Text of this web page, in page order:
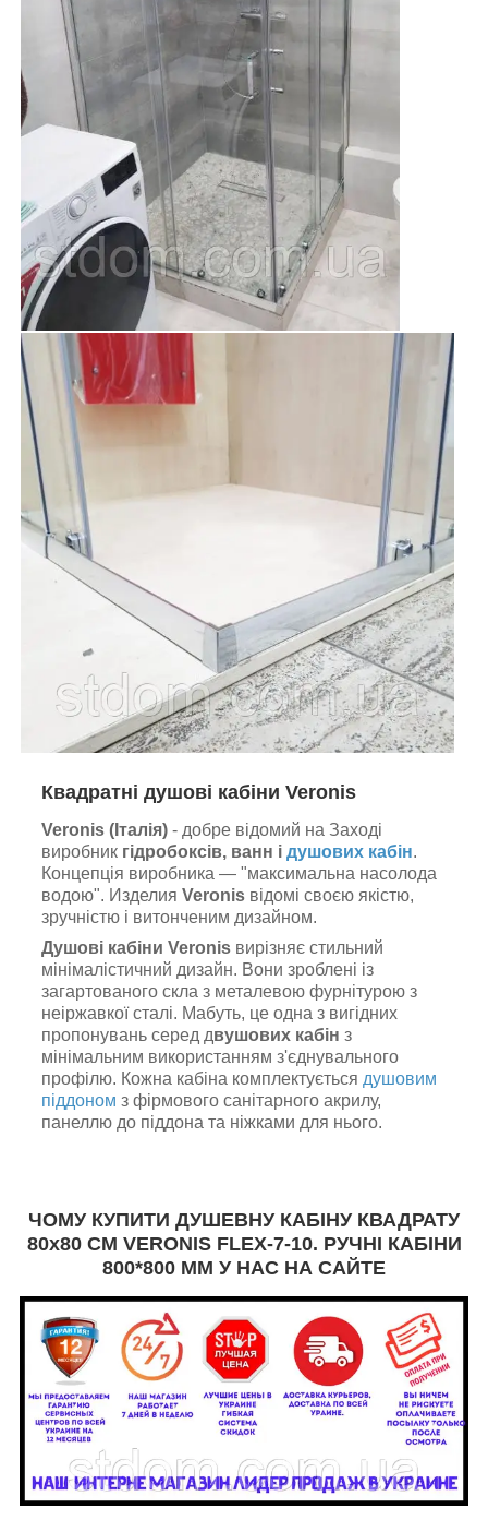
Квадратні душові кабіни Veronis
Veronis (Італія) - добре відомий на Заході
виробник гідробоксів, ванн і душових кабін.
Концепція виробника — "максимальна насолода
водою". Изделия Veronis відомі своєю якістю,
зручністю і витонченим дизайном.
Душові кабіни Veronis вирізняє стильний
мінімалістичний дизайн. Вони зроблені із
загартованого скла з металевою фурнітурою з
неіржавкої сталі. Мабуть, це одна з вигідних
пропонувань серед двушових кабін з
мінімальним використанням з'єднувального
профілю. Кожна кабіна комплектується душовим
піддоном з фірмового санітарного акрилу,
панеллю до піддона та ніжками для нього.
ЧОМУ КУПИТИ ДУШЕВНУ КАБІНУ КВАДРАТУ
80х80 СМ VERONIS FLEX-7-10. РУЧНІ КАБІНИ
800*800 ММ У НАС НА САЙТЕ